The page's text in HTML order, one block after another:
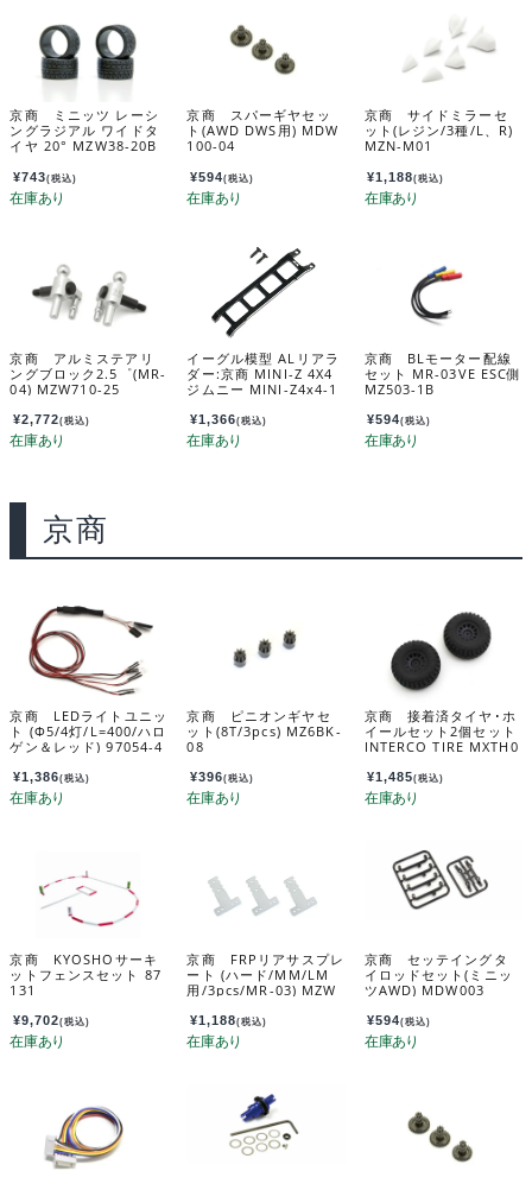
京商 ミニッツ レーシ
ングラジアル ワイドタ
イヤ 20° MZW38-20B
¥743(税込)
京商 スパーギヤセッ
ト(AWD DWS用) MDW
100-04
¥594(税込)
京商 サイドミラーセ
ット(レジン/3種/L、R)
MZN-M01
¥1,188(税込)
京商 アルミステアリ
ングブロック2.5゜(MR-
04) MZW710-25
¥2,772(税込)
イーグル模型 ALリアラ
ダー:京商 MINI-Z 4X4
ジムニー MINI-Z4x4-1
¥1,366(税込)
京商 BLモーター配線
セット MR-03VE ESC側
MZ503-1B
¥594(税込)
京商
京商 LEDライトユニッ
ト (Φ5/4灯/L=400/ハロ
ゲン＆レッド) 97054-4
¥1,386(税込)
京商 ピニオンギヤセ
ット(8T/3pcs) MZ6BK-
08
¥396(税込)
京商 接着済タイヤ･ホ
イールセット2個セット
INTERCO TIRE MXTH0
¥1,485(税込)
京商 KYOSHOサーキ
ットフェンスセット 87
131
¥9,702(税込)
京商 FRPリアサスプレ
ート (ハード/MM/LM
用/3pcs/MR-03) MZW
¥1,188(税込)
京商 セッテイングタ
イロッドセット(ミニッ
ツAWD) MDW003
¥594(税込)